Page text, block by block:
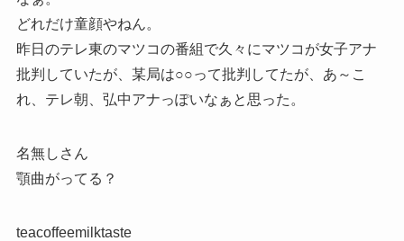
どれだけ童顔やねん。
昨日のテレ東のマツコの番組で久々にマツコが女子アナ
批判していたが、某局は○○って批判してたが、あ～こ
れ、テレ朝、弘中アナっぽいなぁと思った。
名無しさん
顎曲がってる？
teacoffeemilktaste